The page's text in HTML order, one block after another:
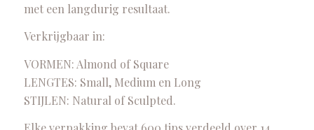
met een langdurig resultaat.
Verkrijgbaar in:
VORMEN: Almond of Square
LENGTES: Small, Medium en Long
STIJLEN: Natural of Sculpted.